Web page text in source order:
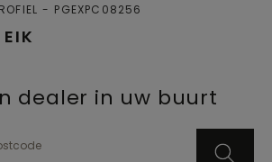
of voor afstapje in een kamer.
op trappen of opstapjes
PGEXPC08256
dealer in uw buurt
postcode